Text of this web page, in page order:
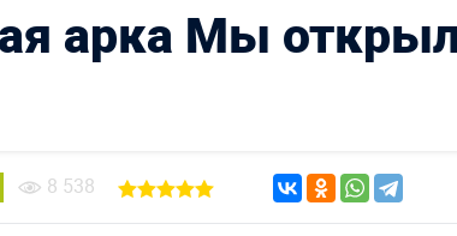
арка Мы
8 538